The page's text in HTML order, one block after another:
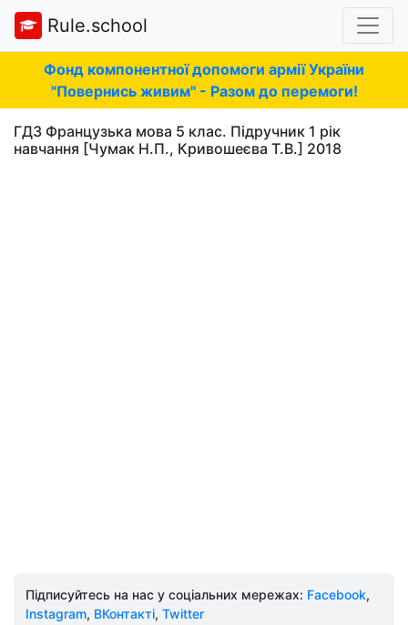
Rule.school
Фонд компонентної допомоги армії України
"Повернись живим" - Разом до перемоги!
ГДЗ Французька мова 5 клас. Підручник 1 рік
навчання [Чумак Н.П., Кривошеєва Т.В.] 2018
Підписуйтесь на нас у соціальних мережах: Facebook,
Instagram, ВКонтакті, Twitter